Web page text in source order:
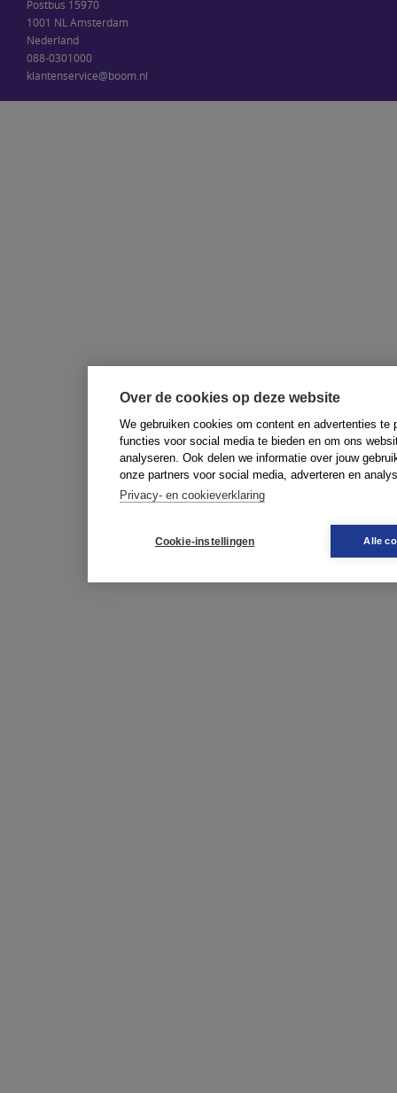
Over de cookies op deze website
We gebruiken cookies om content en advertenties te
functies voor social media te bieden en om ons
analyseren. Ook delen we informatie over jouw
onze partners voor social media, adverteren en
Privacy- en cookieverklaring
Cookie-instellingen Alle
Postbus 15970
1001 NL Amsterdam
Nederland
088-0301000
klantenservice@boom.nl